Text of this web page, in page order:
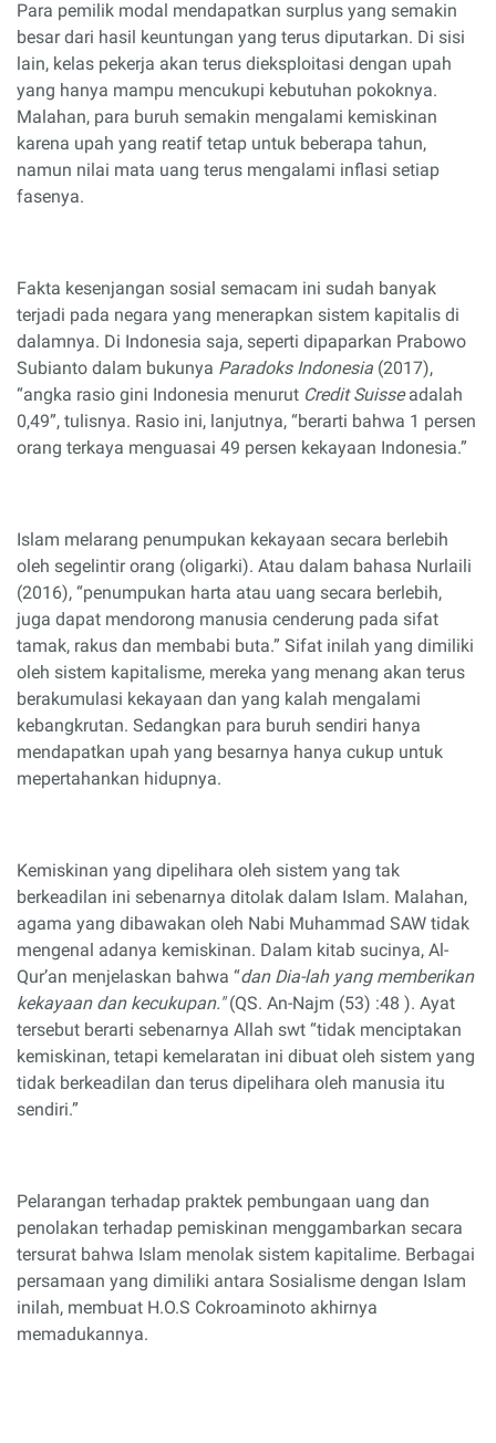
Para pemilik modal mendapatkan surplus yang semakin
besar dari hasil keuntungan yang terus diputarkan. Di sisi
lain, kelas pekerja akan terus dieksploitasi dengan upah
yang hanya mampu mencukupi kebutuhan pokoknya.
Malahan, para buruh semakin mengalami kemiskinan
karena upah yang reatif tetap untuk beberapa tahun,
namun nilai mata uang terus mengalami inflasi setiap
fasenya.
Fakta kesenjangan sosial semacam ini sudah banyak
terjadi pada negara yang menerapkan sistem kapitalis di
dalamnya. Di Indonesia saja, seperti dipaparkan Prabowo
Subianto dalam bukunya Paradoks Indonesia (2017),
“angka rasio gini Indonesia menurut Credit Suisseadalah
0,49”, tulisnya. Rasio ini, lanjutnya, “berarti bahwa 1 persen
orang terkaya menguasai 49 persen kekayaan Indonesia.”
Islam melarang penumpukan kekayaan secara berlebih
oleh segelintir orang (oligarki). Atau dalam bahasa Nurlaili
(2016), “penumpukan harta atau uang secara berlebih,
juga dapat mendorong manusia cenderung pada sifat
tamak, rakus dan membabi buta.” Sifat inilah yang dimiliki
oleh sistem kapitalisme, mereka yang menang akan terus
berakumulasi kekayaan dan yang kalah mengalami
kebangkrutan. Sedangkan para buruh sendiri hanya
mendapatkan upah yang besarnya hanya cukup untuk
mepertahankan hidupnya.
Kemiskinan yang dipelihara oleh sistem yang tak
berkeadilan ini sebenarnya ditolak dalam Islam. Malahan,
agama yang dibawakan oleh Nabi Muhammad SAW tidak
mengenal adanya kemiskinan. Dalam kitab sucinya, Al-
Qur’an menjelaskan bahwa “dan Dia-lah yang memberikan
kekayaan dan kecukupan."(QS. An-Najm (53) :48 ). Ayat
tersebut berarti sebenarnya Allah swt “tidak menciptakan
kemiskinan, tetapi kemelaratan ini dibuat oleh sistem yang
tidak berkeadilan dan terus dipelihara oleh manusia itu
sendiri.”
Pelarangan terhadap praktek pembungaan uang dan
penolakan terhadap pemiskinan menggambarkan secara
tersurat bahwa Islam menolak sistem kapitalime. Berbagai
persamaan yang dimiliki antara Sosialisme dengan Islam
inilah, membuat H.O.S Cokroaminoto akhirnya
memadukannya.